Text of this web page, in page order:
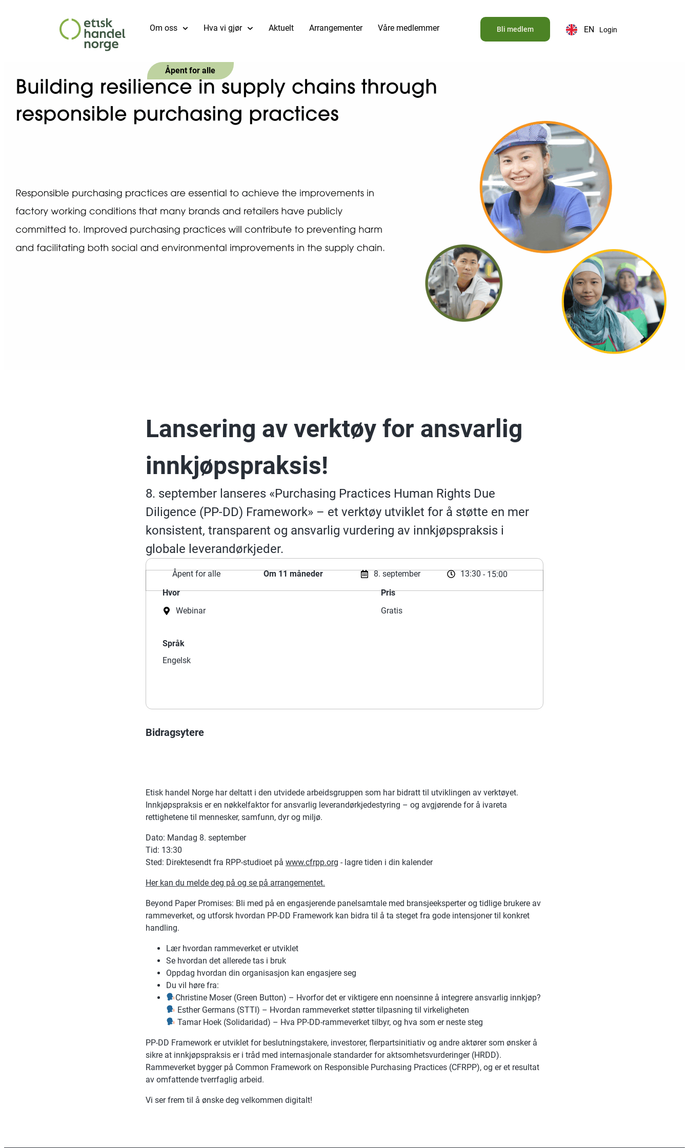
Om oss Hva vi gjør Aktuelt Arrangementer Våre medlemmer EN Login
Bli medlem
Åpent for alle
Lansering av verktøy for ansvarlig
innkjøpspraksis!
8. september lanseres «Purchasing Practices Human Rights Due
Diligence (PP-DD) Framework» – et verktøy utviklet for å støtte en mer
konsistent, transparent og ansvarlig vurdering av innkjøpspraksis i
globale leverandørkjeder.
Åpent for alle Om 11 måneder 8. september 13:30 - 15:00
Hvor
Webinar
Språk
Engelsk
Pris
Gratis
Bidragsytere
Etisk handel Norge har deltatt i den utvidede arbeidsgruppen som har bidratt til utviklingen av verktøyet.
Innkjøpspraksis er en nøkkelfaktor for ansvarlig leverandørkjedestyring – og avgjørende for å ivareta
rettighetene til mennesker, samfunn, dyr og miljø.
Dato: Mandag 8. september
Tid: 13:30
Sted: Direktesendt fra RPP-studioet på www.cfrpp.org - lagre tiden i din kalender
Her kan du melde deg på og se på arrangementet.
Beyond Paper Promises: Bli med på en engasjerende panelsamtale med bransjeeksperter og tidlige brukere av
rammeverket, og utforsk hvordan PP-DD Framework kan bidra til å ta steget fra gode intensjoner til konkret
handling.
Lær hvordan rammeverket er utviklet
Se hvordan det allerede tas i bruk
Oppdag hvordan din organisasjon kan engasjere seg
Du vil høre fra:
Christine Moser (Green Button) – Hvorfor det er viktigere enn noensinne å integrere ansvarlig innkjøp?
Esther Germans (STTI) – Hvordan rammeverket støtter tilpasning til virkeligheten
Tamar Hoek (Solidaridad) – Hva PP-DD-rammeverket tilbyr, og hva som er neste steg
PP-DD Framework er utviklet for beslutningstakere, investorer, flerpartsinitiativ og andre aktører som ønsker å
sikre at innkjøpspraksis er i tråd med internasjonale standarder for aktsomhetsvurderinger (HRDD).
Rammeverket bygger på Common Framework on Responsible Purchasing Practices (CFRPP), og er et resultat
av omfattende tverrfaglig arbeid.
Vi ser frem til å ønske deg velkommen digitalt!